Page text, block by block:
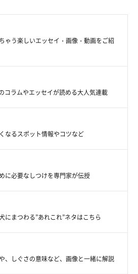
ゃう楽しいエッセイ・画像・動画をご紹
コラムやエッセイが読める大人気連載
なるスポット情報やコツなど
に必要なしつけを専門家が伝授
にまつわる”あれこれ”ネタはこちら
、しぐさの意味など、画像と一緒に解説